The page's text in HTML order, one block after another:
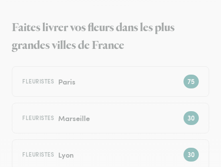
Faites livrer vos fleurs dans les plus
grandes villes de France
FLEURISTES Paris
FLEURISTES Marseille
FLEURISTES Lyon